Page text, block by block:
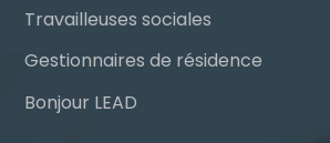
Travailleuses sociales
Gestionnaires de résidence
Bonjour LEAD